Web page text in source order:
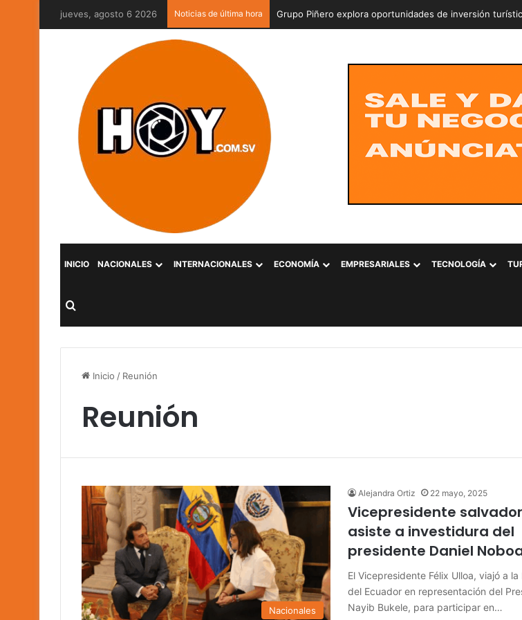
jueves, agosto 6 2026 Noticias de última hora Grupo Piñero explora oportunidades de inversión
INICIO NACIONALES INTERNACIONALES ECONOMÍA EMPRESARIALES TECNOLOGÍA
Buscar por
Inicio / Reunión
Reunión
Nacionales
Alejandra Ortiz 22 mayo, 2025
Vicepresidente
asiste a investidura del
presidente Daniel
El Vicepresidente Félix Ulloa, viajó a la
del Ecuador en representación del
Nayib Bukele, para participar en…